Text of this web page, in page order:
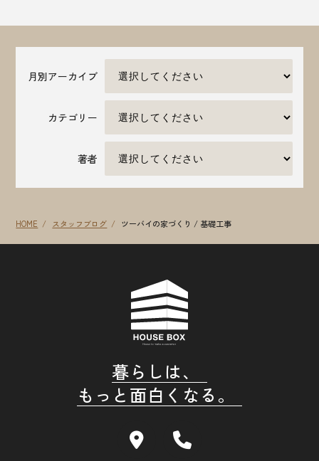
月別アーカイブ
カテゴリー
著者
HOME スタッフブログ ツーバイの家づくり / 基礎工事
暮らしは、
もっと面白くなる。